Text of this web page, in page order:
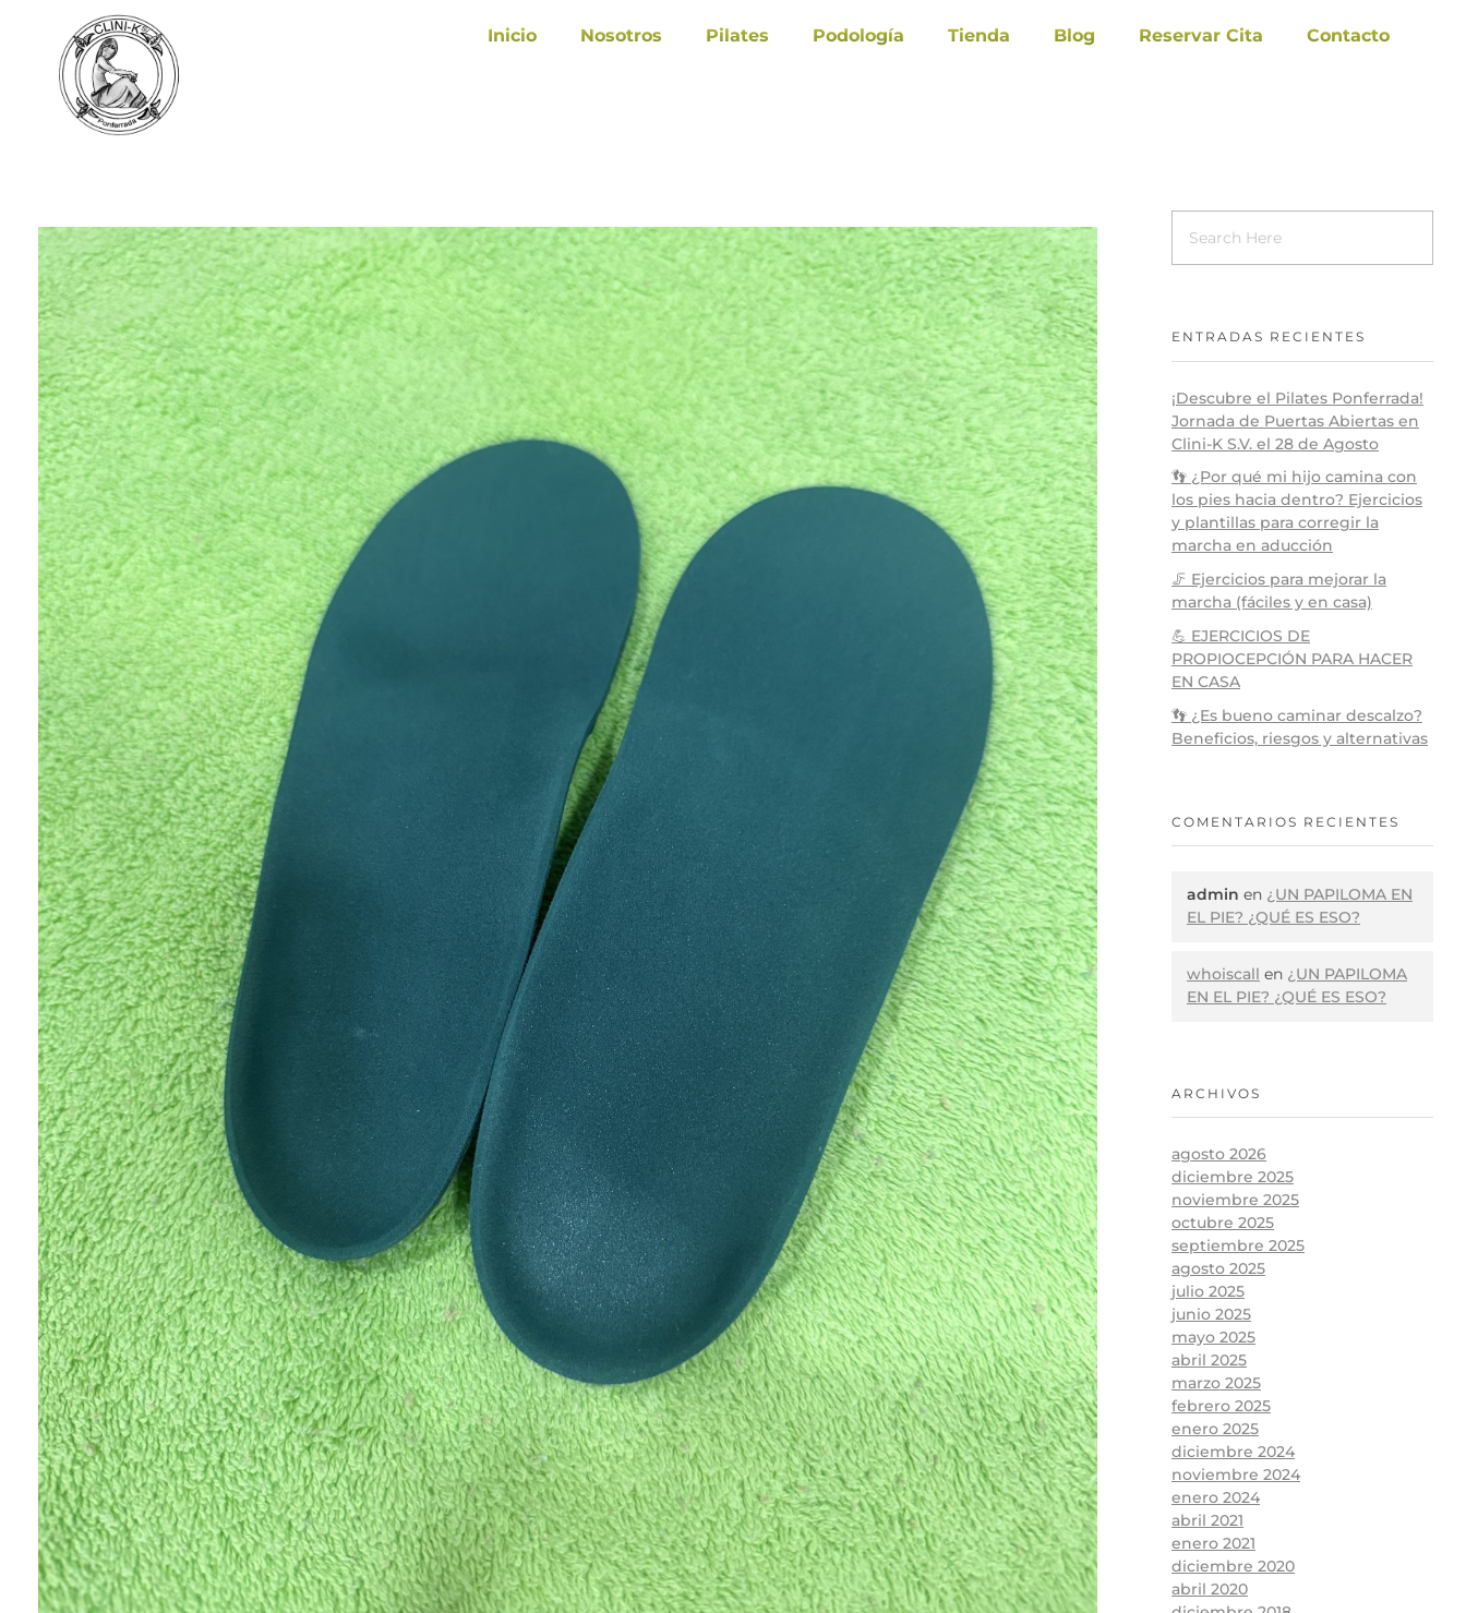
Inicio Nosotros Pilates Podología Tienda Blog Reservar Cita Contacto
ENTRADAS RECIENTES
¡Descubre el Pilates Ponferrada!
Jornada de Puertas Abiertas en
Clini-K S.V. el 28 de Agosto
👣 ¿Por qué mi hijo camina con
los pies hacia dentro? Ejercicios
y plantillas para corregir la
marcha en aducción
🦵 Ejercicios para mejorar la
marcha (fáciles y en casa)
💪 EJERCICIOS DE
PROPIOCEPCIÓN PARA HACER
EN CASA
👣 ¿Es bueno caminar descalzo?
Beneficios, riesgos y alternativas
COMENTARIOS RECIENTES
admin en ¿UN PAPILOMA EN
EL PIE? ¿QUÉ ES ESO?
whoiscall en ¿UN PAPILOMA
EN EL PIE? ¿QUÉ ES ESO?
ARCHIVOS
agosto 2026
diciembre 2025
noviembre 2025
octubre 2025
septiembre 2025
agosto 2025
julio 2025
junio 2025
mayo 2025
abril 2025
marzo 2025
febrero 2025
enero 2025
diciembre 2024
noviembre 2024
enero 2024
abril 2021
enero 2021
diciembre 2020
abril 2020